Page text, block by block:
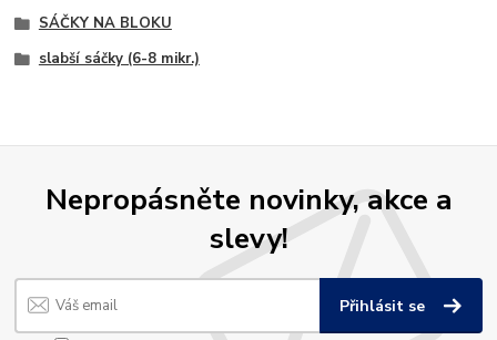
SÁČKY NA BLOKU
slabší sáčky (6-8 mikr.)
Nepropásněte novinky, akce a
slevy!
Přihlásit se